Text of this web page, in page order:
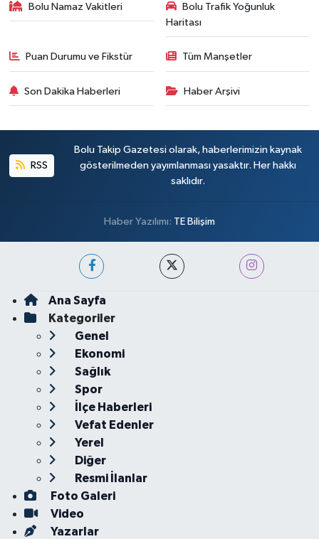
Bolu Namaz Vakitleri
Bolu Trafik Yoğunluk
Haritası
Puan Durumu ve Fikstür Tüm Manşetler
Son Dakika Haberleri Haber Arşivi
RSS
Bolu Takip Gazetesi olarak, haberlerimizin kaynak
gösterilmeden yayımlanması yasaktır. Her hakkı
saklıdır.
Haber Yazılımı: TE Bilişim
Ana Sayfa
Kategoriler
Genel
Ekonomi
Sağlık
Spor
İlçe Haberleri
Vefat Edenler
Yerel
Diğer
Resmi İlanlar
Foto Galeri
Video
Yazarlar